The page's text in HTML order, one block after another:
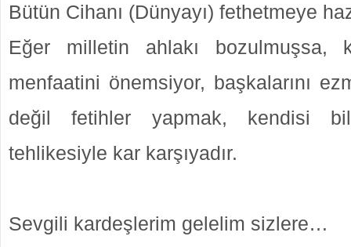
Bütün Cihanı (Dünyayı) fethetmeye
Eğer milletin ahlakı bozulmuşsa,
menfaatini önemsiyor, başkalarını
değil fetihler yapmak, kendisi
tehlikesiyle kar karşıyadır.
Sevgili kardeşlerim gelelim sizlere…